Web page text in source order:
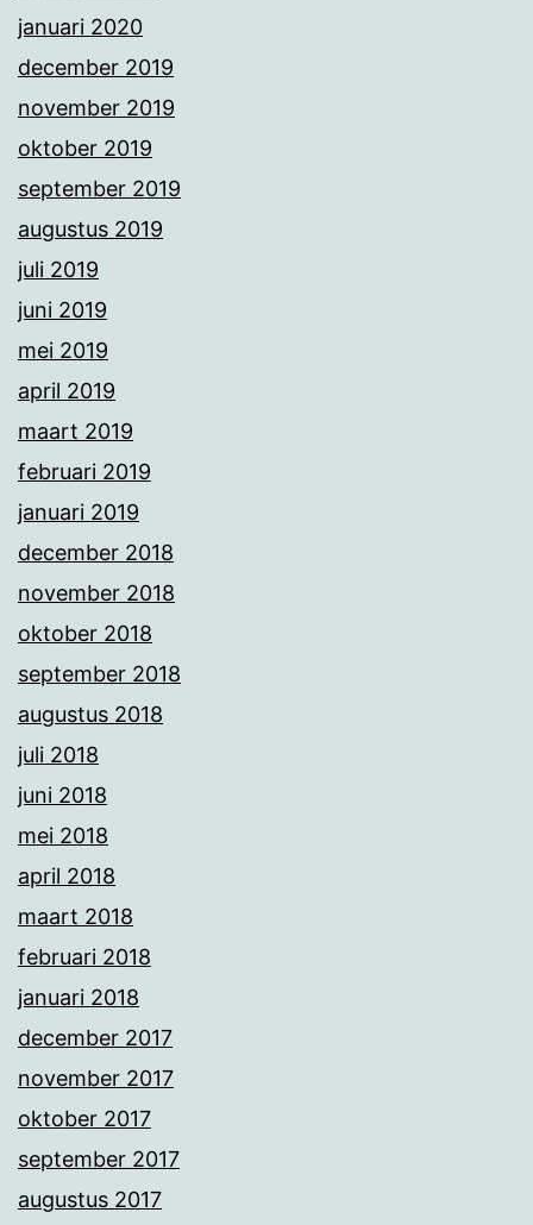
januari 2020
december 2019
november 2019
oktober 2019
september 2019
augustus 2019
juli 2019
juni 2019
mei 2019
april 2019
maart 2019
februari 2019
januari 2019
december 2018
november 2018
oktober 2018
september 2018
augustus 2018
juli 2018
juni 2018
mei 2018
april 2018
maart 2018
februari 2018
januari 2018
december 2017
november 2017
oktober 2017
september 2017
augustus 2017